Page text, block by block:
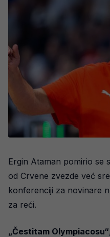
Ergin Ataman pomirio se
od Crvene zvezde već
konferenciji za novinare
za reći.
„Čestitam Olympiacosu“